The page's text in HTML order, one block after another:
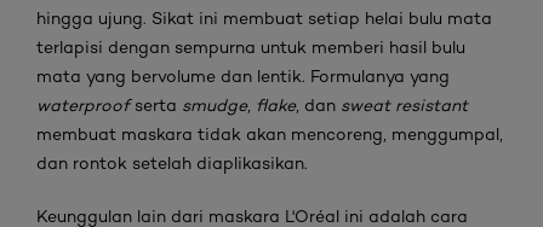
hingga ujung. Sikat ini membuat setiap helai bulu mata
terlapisi dengan sempurna untuk memberi hasil bulu
mata yang bervolume dan lentik. Formulanya yang
waterproofserta smudge, flake, dan sweat resistant
membuat maskara tidak akan mencoreng, menggumpal,
dan rontok setelah diaplikasikan.
Keunggulan lain dari maskara L'Oréal ini adalah cara